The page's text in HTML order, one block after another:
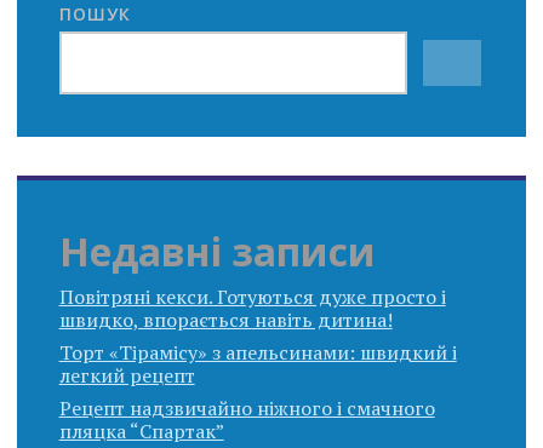
ПОШУК
Недавні записи
Повітряні кекси. Готуються дуже просто і
швидко, впорається навіть дитина!
Торт «Тірамісу» з апельсинами: швидкий і
легкий рецепт
Рецепт надзвичайно ніжного і смачного
пляцка “Спартак”